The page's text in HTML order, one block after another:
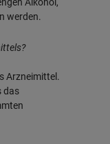
werden.
Arzneimittel.
das